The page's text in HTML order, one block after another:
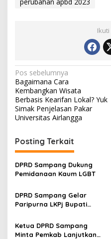
Ikuti
Navigasi
pos
Pos sebelumnya
Bagaimana Cara
Kembangkan Wisata
Berbasis Kearifan Lokal? Yuk
Simak Penjelasan Pakar
Universitas Airlangga
Posting Terkait
DPRD Sampang Dukung
Pemidanaan Kaum LGBT
DPRD Sampang Gelar
Paripurna LKPj Bupati
Ketua DPRD Sampang
Minta Pemkab Lanjutkan